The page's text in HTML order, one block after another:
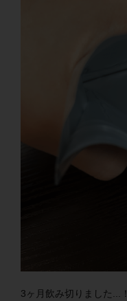
3ヶ月飲み切りました...！